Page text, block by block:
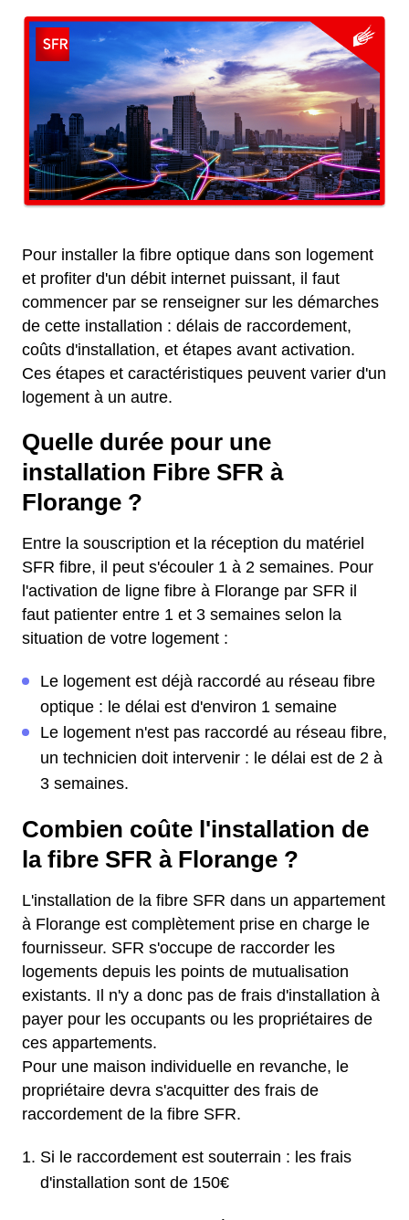
Pour installer la fibre optique dans son logement
et profiter d'un débit internet puissant, il faut
commencer par se renseigner sur les démarches
de cette installation : délais de raccordement,
coûts d'installation, et étapes avant activation.
Ces étapes et caractéristiques peuvent varier d'un
logement à un autre.
Quelle durée pour une
installation Fibre SFR à
Florange ?
Entre la souscription et la réception du matériel
SFR fibre, il peut s'écouler 1 à 2 semaines. Pour
l'activation de ligne fibre à Florange par SFR il
faut patienter entre 1 et 3 semaines selon la
situation de votre logement :
Le logement est déjà raccordé au réseau fibre
optique : le délai est d'environ 1 semaine
Le logement n'est pas raccordé au réseau fibre,
un technicien doit intervenir : le délai est de 2 à
3 semaines.
Combien coûte l'installation de
la fibre SFR à Florange ?
L'installation de la fibre SFR dans un appartement
à Florange est complètement prise en charge le
fournisseur. SFR s'occupe de raccorder les
logements depuis les points de mutualisation
existants. Il n'y a donc pas de frais d'installation à
payer pour les occupants ou les propriétaires de
ces appartements.
Pour une maison individuelle en revanche, le
propriétaire devra s'acquitter des frais de
raccordement de la fibre SFR.
Si le raccordement est souterrain : les frais
d'installation sont de 150€